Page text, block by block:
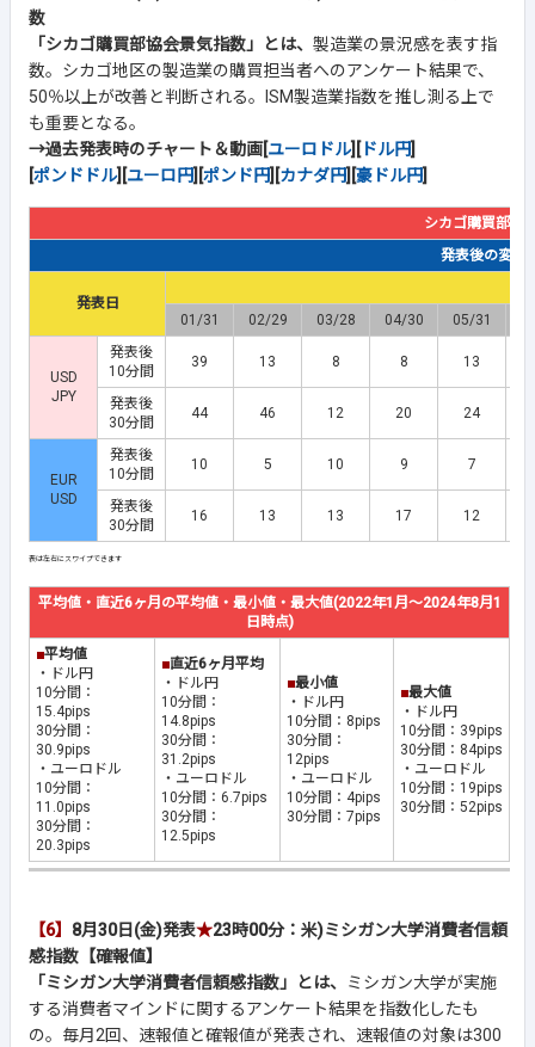
数
「シカゴ購買部協会景気指数」とは、 製造業の景況感を表す指
数。シカゴ地区の製造業の購買担当者へのアンケート結果で、
50％以上が改善と判断される。ISM製造業指数を推し測る上で
も重要となる。
→過去発表時のチャート＆動画[ユーロドル][ ドル円]
[ポンドドル][ユーロ円][ポンド円][カナダ円][豪ドル円]
シカゴ購買部協
発表後の変動
発表日
01/31
02/29 03/28 04/30 05/31
USD
JPY
発表後
10分間
39 13 8 8 13
発表後
30分間
44 46 12 20 24
EUR
USD
発表後
10分間
10 5 10 9 7
発表後
30分間
16 13 13 17 12
平均値・直近6ヶ月の平均値・最小値・最大値(2022年1月～2024年8月1
日時点)
■平均値
・ドル円
10分間：
15.4pips
30分間：
30.9pips
・ユーロドル
10分間：
11.0pips
30分間：
20.3pips
■直近6ヶ月平均
・ドル円
10分間：
14.8pips
30分間：
31.2pips
・ユーロドル
10分間：6.7pips
30分間：
12.5pips
■最小値
・ドル円
10分間：8pips
30分間：
12pips
・ユーロドル
10分間：4pips
30分間：7pips
■最大値
・ドル円
10分間：39pips
30分間：84pips
・ユーロドル
10分間：19pips
30分間：52pips
【6】 8月30日(金)発表★23時00分：米)ミシガン大学消費者信頼
感指数【確報値】
「ミシガン大学消費者信頼感指数」とは、
ミシガン大学が実施
する消費者マインドに関するアンケート結果を指数化したも
の。毎月2回、速報値と確報値が発表され、速報値の対象は300